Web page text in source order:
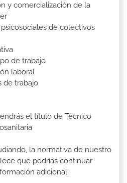
y comercialización de la
de colectivos
de trabajo
laboral
trabajo
el título de Técnico
la normativa de nuestro
que podrías continuar
adicional: